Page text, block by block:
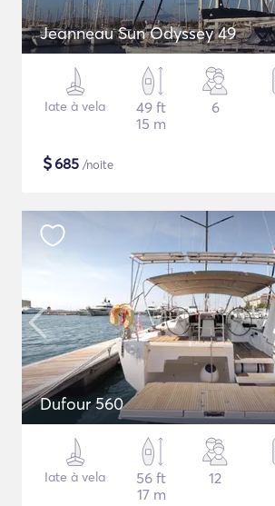
Jeanneau Sun Odyssey 49
Iate à vela
49 ft
15 m
6
$685 /noite
Dufour 560
Iate à vela
56 ft
17 m
12